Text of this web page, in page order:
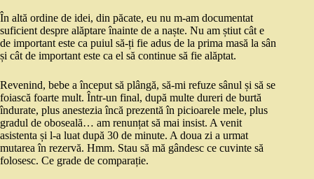
În altă ordine de idei, din păcate, eu nu m-am documentat
suficient despre alăptare înainte de a naște. Nu am știut cât e
de important este ca puiul să-ți fie adus de la prima masă la sân
și cât de important este ca el să continue să fie alăptat.
Revenind, bebe a început să plângă, să-mi refuze sânul și să se
foiască foarte mult. Într-un final, după multe dureri de burtă
îndurate, plus anestezia încă prezentă în picioarele mele, plus
gradul de oboseală… am renunțat să mai insist. A venit
asistenta și l-a luat după 30 de minute. A doua zi a urmat
mutarea în rezervă. Hmm. Stau să mă gândesc ce cuvinte să
folosesc. Ce grade de comparație.